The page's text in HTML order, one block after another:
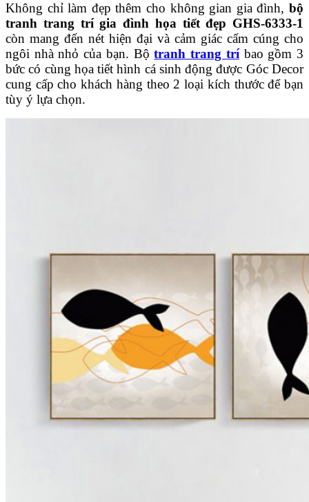
Không chỉ làm đẹp thêm cho không gian gia đình, bộ
tranh trang trí gia đình họa tiết đẹp GHS-6333-1
còn mang đến nét hiện đại và cảm giác cấm cúng cho
ngôi nhà nhỏ của bạn. Bộtranh trang tríbao gồm 3
bức có cùng họa tiết hình cá sinh động được Góc Decor
cung cấp cho khách hàng theo 2 loại kích thước để bạn
tùy ý lựa chọn.